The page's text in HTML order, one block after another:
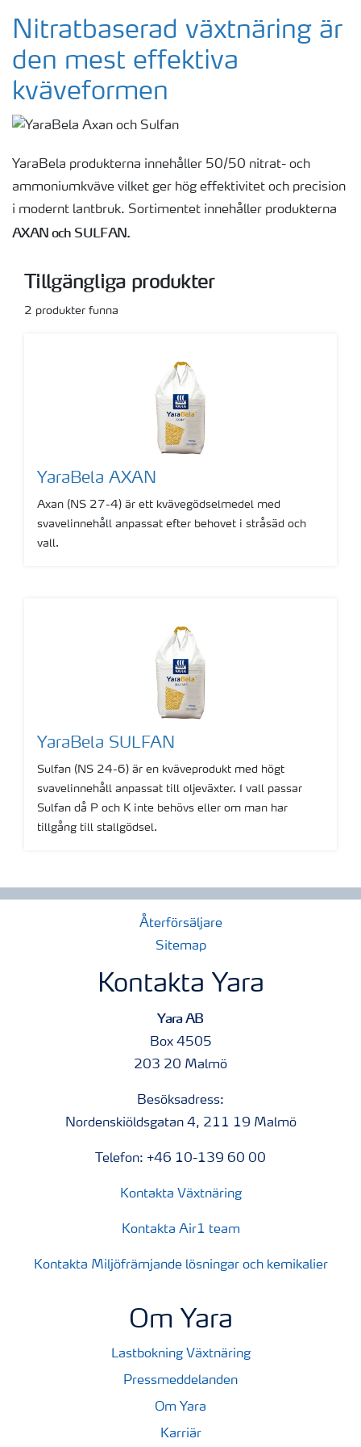
YaraMila®
YaraBela®
YaraLiva®
YaraSuna™
YaraVita®
YaraAmplix™
Nitratbaserad växtnäring är
den mest effektiva
kväveformen
YaraBela produkterna innehåller 50/50 nitrat- och
ammoniumkväve vilket ger hög effektivitet och precision
i modernt lantbruk. Sortimentet innehåller produkterna
AXAN och SULFAN.
Tillgängliga produkter
2 produkter funna
YaraBela AXAN
Axan (NS 27-4) är ett kvävegödselmedel med
svavelinnehåll anpassat efter behovet i stråsäd och
vall.
YaraBela SULFAN
Sulfan (NS 24-6) är en kväveprodukt med högt
svavelinnehåll anpassat till oljeväxter. I vall passar
Sulfan då P och K inte behövs eller om man har
tillgång till stallgödsel.
Återförsäljare
Sitemap
Kontakta Yara
Yara AB
Box 4505
203 20 Malmö
Besöksadress:
Nordenskiöldsgatan 4, 211 19 Malmö
Telefon: +46 10-139 60 00
Kontakta Växtnäring
Kontakta Air1 team
Kontakta Miljöfrämjande lösningar och kemikalier
Om Yara
Lastbokning Växtnäring
Pressmeddelanden
Om Yara
Karriär